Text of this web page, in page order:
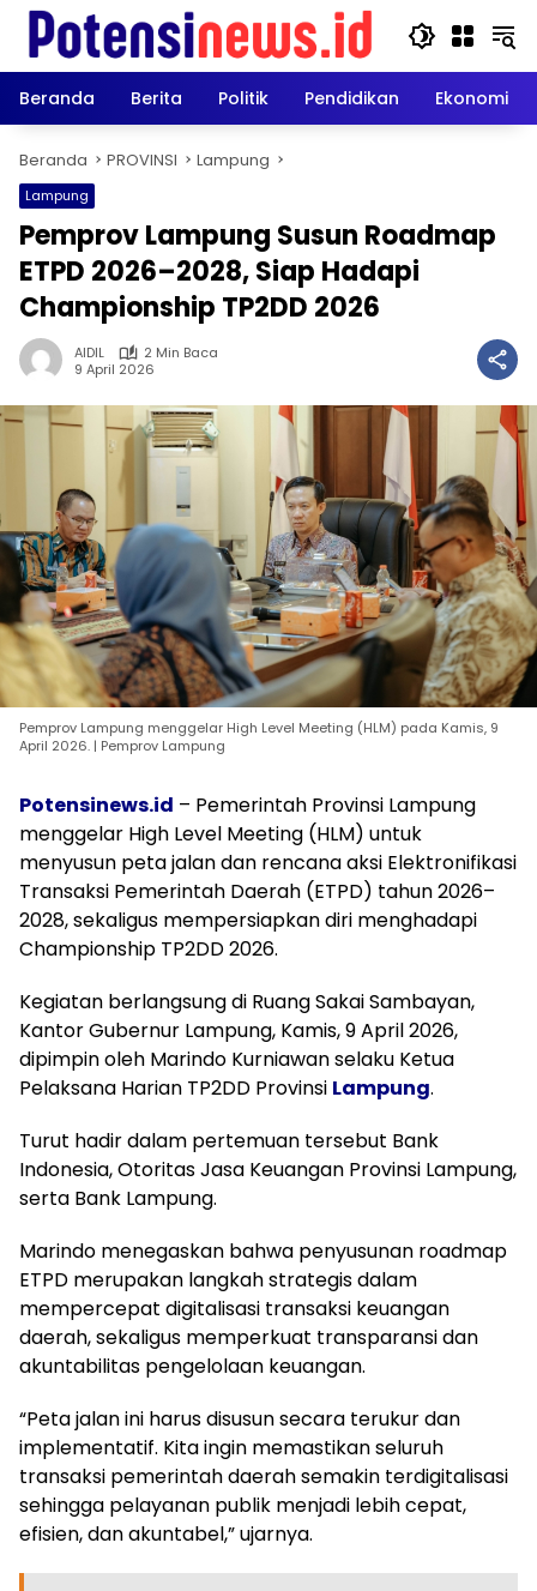
Langsung
konten
Beranda
Berita Politik Pendidikan Ekonomi
Beranda PROVINSI Lampung
Lampung
Pemprov Lampung Susun Roadmap
ETPD 2026–2028, Siap Hadapi
Championship TP2DD 2026
AIDIL
2 Min Baca
9 April 2026
Pemprov Lampung menggelar High Level Meeting (HLM) pada Kamis, 9
April 2026. | Pemprov Lampung
Potensinews.id – Pemerintah Provinsi Lampung
menggelar High Level Meeting (HLM) untuk
menyusun peta jalan dan rencana aksi Elektronifikasi
Transaksi Pemerintah Daerah (ETPD) tahun 2026–
2028, sekaligus mempersiapkan diri menghadapi
Championship TP2DD 2026.
Kegiatan berlangsung di Ruang Sakai Sambayan,
Kantor Gubernur Lampung, Kamis, 9 April 2026,
dipimpin oleh Marindo Kurniawan selaku Ketua
Pelaksana Harian TP2DD Provinsi Lampung.
Turut hadir dalam pertemuan tersebut Bank
Indonesia, Otoritas Jasa Keuangan Provinsi Lampung,
serta Bank Lampung.
Marindo menegaskan bahwa penyusunan roadmap
ETPD merupakan langkah strategis dalam
mempercepat digitalisasi transaksi keuangan
daerah, sekaligus memperkuat transparansi dan
akuntabilitas pengelolaan keuangan.
“Peta jalan ini harus disusun secara terukur dan
implementatif. Kita ingin memastikan seluruh
transaksi pemerintah daerah semakin terdigitalisasi
sehingga pelayanan publik menjadi lebih cepat,
efisien, dan akuntabel,” ujarnya.